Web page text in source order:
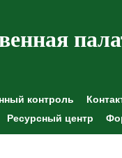
контроль
Ресурсный центр